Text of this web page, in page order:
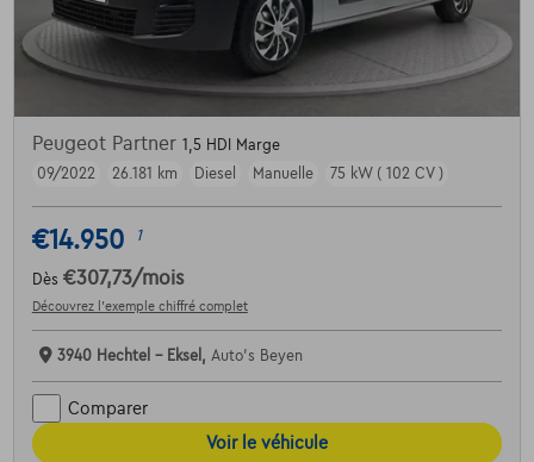
Peugeot Partner 1,5 HDI Marge
09/2022
26.181 km Diesel Manuelle 75 kW ( 102 CV )
€14.950 1
Dès €307,73/mois
Découvrez l’exemple chiffré complet
3940 Hechtel - Eksel, Auto's Beyen
Comparer
Voir le véhicule